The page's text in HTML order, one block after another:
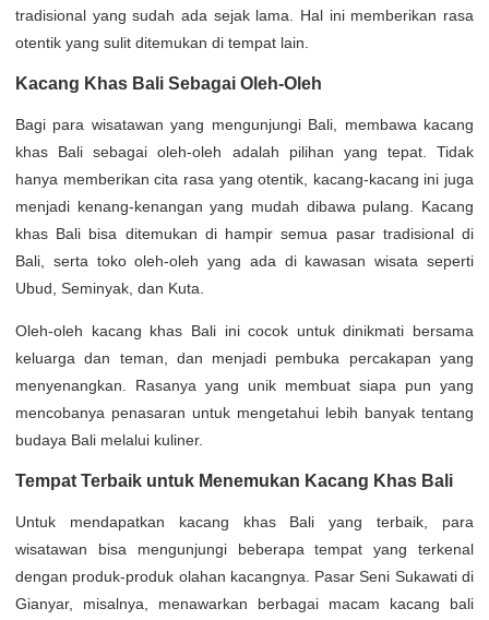
tradisional yang sudah ada sejak lama. Hal ini memberikan rasa
otentik yang sulit ditemukan di tempat lain.
Kacang Khas Bali Sebagai Oleh-Oleh
Bagi para wisatawan yang mengunjungi Bali, membawa kacang
khas Bali sebagai oleh-oleh adalah pilihan yang tepat. Tidak
hanya memberikan cita rasa yang otentik, kacang-kacang ini juga
menjadi kenang-kenangan yang mudah dibawa pulang. Kacang
khas Bali bisa ditemukan di hampir semua pasar tradisional di
Bali, serta toko oleh-oleh yang ada di kawasan wisata seperti
Ubud, Seminyak, dan Kuta.
Oleh-oleh kacang khas Bali ini cocok untuk dinikmati bersama
keluarga dan teman, dan menjadi pembuka percakapan yang
menyenangkan. Rasanya yang unik membuat siapa pun yang
mencobanya penasaran untuk mengetahui lebih banyak tentang
budaya Bali melalui kuliner.
Tempat Terbaik untuk Menemukan Kacang Khas Bali
Untuk mendapatkan kacang khas Bali yang terbaik, para
wisatawan bisa mengunjungi beberapa tempat yang terkenal
dengan produk-produk olahan kacangnya. Pasar Seni Sukawati di
Gianyar, misalnya, menawarkan berbagai macam kacang bali